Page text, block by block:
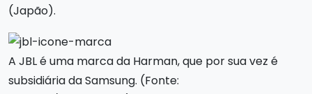
(Japão).
A JBL é uma marca da Harman, que por sua vez é
subsidiária da Samsung. (Fonte: